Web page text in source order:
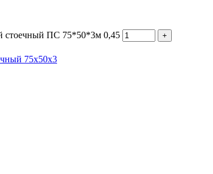
стоечный ПС 75*50*3м 0,45
75х50х3